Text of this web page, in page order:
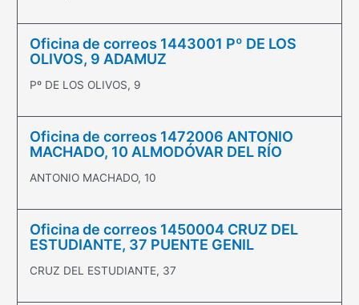
Oficina de correos 1443001 Pº DE LOS
OLIVOS, 9 ADAMUZ
Pº DE LOS OLIVOS, 9
Oficina de correos 1472006 ANTONIO
MACHADO, 10 ALMODÓVAR DEL RÍO
ANTONIO MACHADO, 10
Oficina de correos 1450004 CRUZ DEL
ESTUDIANTE, 37 PUENTE GENIL
CRUZ DEL ESTUDIANTE, 37